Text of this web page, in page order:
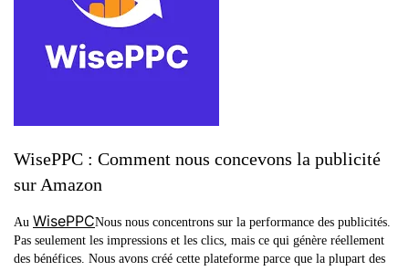
WisePPC : Comment nous concevons la publicité
sur Amazon
Au WisePPCNous nous concentrons sur la performance des publicités.
Pas seulement les impressions et les clics, mais ce qui génère réellement
des bénéfices. Nous avons créé cette plateforme parce que la plupart des